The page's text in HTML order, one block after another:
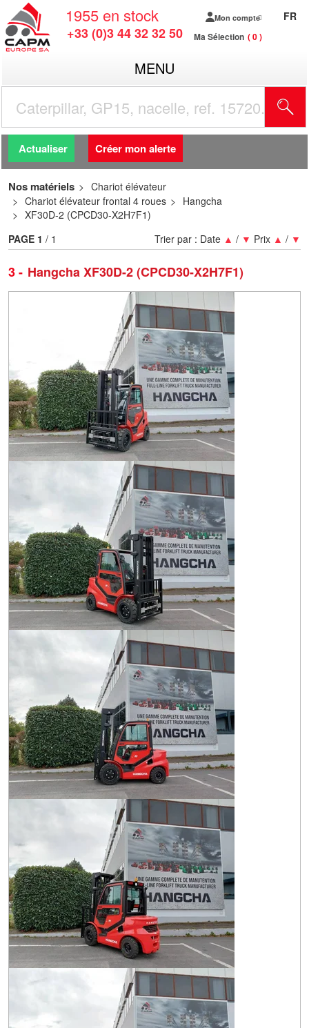
1955 en stock
+33 (0)3 44 32 32 50
Mon compte
Ma Sélection 0
FR
MENU
Actualiser Créer mon alerte
Nos matériels
Chariot élévateur
Chariot élévateur frontal 4 roues
Hangcha
XF30D-2 (CPCD30-X2H7F1)
3 Hangcha XF30D-2 (CPCD30-X2H7F1)
Trier par : Date ▲ / ▼ Prix ▲ / ▼
PAGE 1 / 1